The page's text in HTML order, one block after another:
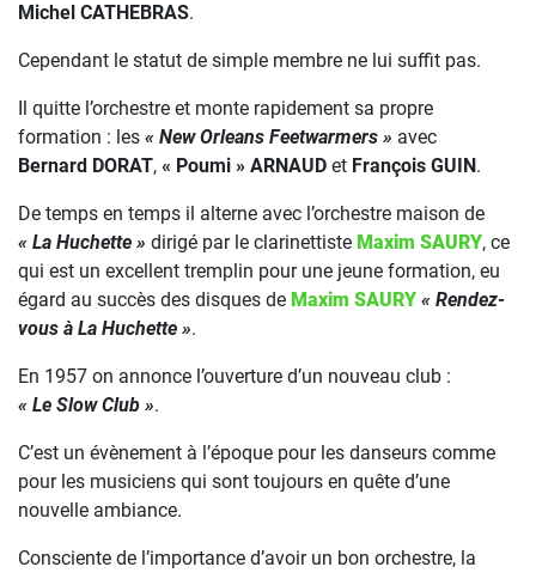
Michel CATHEBRAS.
Cependant le statut de simple membre ne lui suffit pas.
Il quitte l’orchestre et monte rapidement sa propre
formation : les « New Orleans Feetwarmers » avec
Bernard DORAT, « Poumi » ARNAUD et François GUIN .
De temps en temps il alterne avec l’orchestre maison de
« La Huchette » dirigé par le clarinettiste Maxim SAURY, ce
qui est un excellent tremplin pour une jeune formation, eu
égard au succès des disques de Maxim SAURY « Rendez-
vous à La Huchette ».
En 1957 on annonce l’ouverture d’un nouveau club :
« Le Slow Club ».
C’est un évènement à l’époque pour les danseurs comme
pour les musiciens qui sont toujours en quête d’une
nouvelle ambiance.
Consciente de l’importance d’avoir un bon orchestre, la